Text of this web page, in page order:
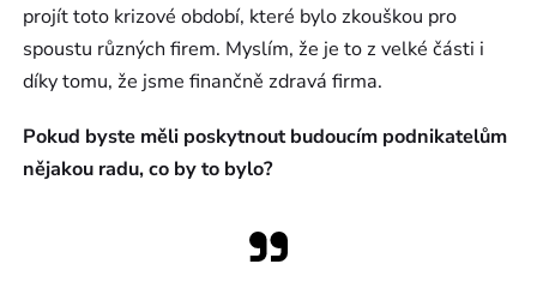
projít toto krizové období, které bylo zkouškou pro
spoustu různých firem. Myslím, že je to z velké části i
díky tomu, že jsme finančně zdravá firma.
Pokud byste měli poskytnout budoucím podnikatelům
nějakou radu, co by to bylo?